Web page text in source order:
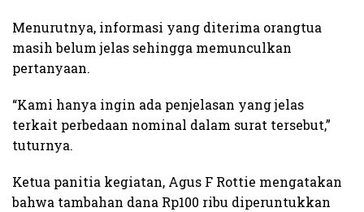
Menurutnya, informasi yang diterima orangtua
masih belum jelas sehingga memunculkan
pertanyaan.
“Kami hanya ingin ada penjelasan yang jelas
terkait perbedaan nominal dalam surat tersebut,”
tuturnya.
Ketua panitia kegiatan, Agus F Rottie mengatakan
bahwa tambahan dana Rp100 ribu diperuntukkan